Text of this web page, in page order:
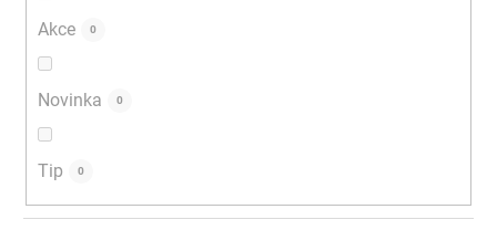
Akce 0
Novinka 0
Tip 0